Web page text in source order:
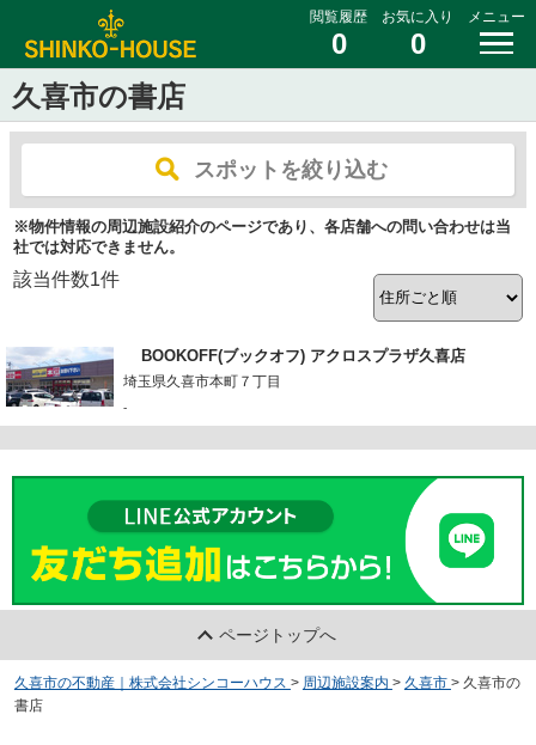
閲覧履歴
0
お気に入り
0
メニュー
久喜市の書店
スポットを絞り込む
※物件情報の周辺施設紹介のページであり、各店舗への問い合わせは当
社では対応できません。
該当件数1件
BOOKOFF(ブックオフ) アクロスプラザ久喜店
埼玉県久喜市本町７丁目
-
ページトップへ
久喜市の不動産｜株式会社シンコーハウス > 周辺施設案内 > 久喜市 > 久喜市の
書店